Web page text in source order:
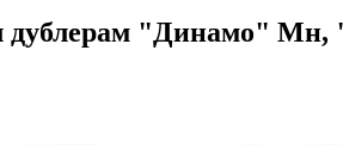
дублерам "Динамо"